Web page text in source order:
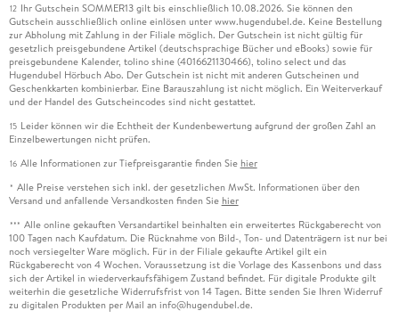
12 Ihr Gutschein SOMMER13 gilt bis einschließlich 10.08.2026. Sie können den
Gutschein ausschließlich online einlösen unter www.hugendubel.de. Keine Bestellung
zur Abholung mit Zahlung in der Filiale möglich. Der Gutschein ist nicht gültig für
gesetzlich preisgebundene Artikel (deutschsprachige Bücher und eBooks) sowie für
preisgebundene Kalender, tolino shine (4016621130466), tolino select und das
Hugendubel Hörbuch Abo. Der Gutschein ist nicht mit anderen Gutscheinen und
Geschenkkarten kombinierbar. Eine Barauszahlung ist nicht möglich. Ein Weiterverkauf
und der Handel des Gutscheincodes sind nicht gestattet.
15 Leider können wir die Echtheit der Kundenbewertung aufgrund der großen Zahl an
Einzelbewertungen nicht prüfen.
16 Alle Informationen zur Tiefpreisgarantie finden Sie hier
* Alle Preise verstehen sich inkl. der gesetzlichen MwSt. Informationen über den
Versand und anfallende Versandkosten finden Sie hier
*** Alle online gekauften Versandartikel beinhalten ein erweitertes Rückgaberecht von
100 Tagen nach Kaufdatum. Die Rücknahme von Bild-, Ton- und Datenträgern ist nur bei
noch versiegelter Ware möglich. Für in der Filiale gekaufte Artikel gilt ein
Rückgaberecht von 4 Wochen. Voraussetzung ist die Vorlage des Kassenbons und dass
sich der Artikel in wiederverkaufsfähigem Zustand befindet. Für digitale Produkte gilt
weiterhin die gesetzliche Widerrufsfrist von 14 Tagen. Bitte senden Sie Ihren Widerruf
zu digitalen Produkten per Mail an info@hugendubel.de.